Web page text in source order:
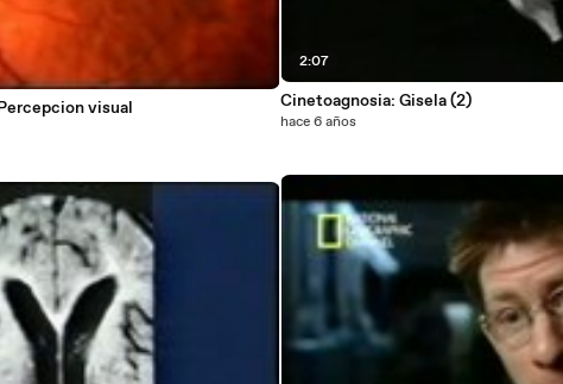
visual
2:07
Cinetoagnosia: Gisela (2)
hace 6 años